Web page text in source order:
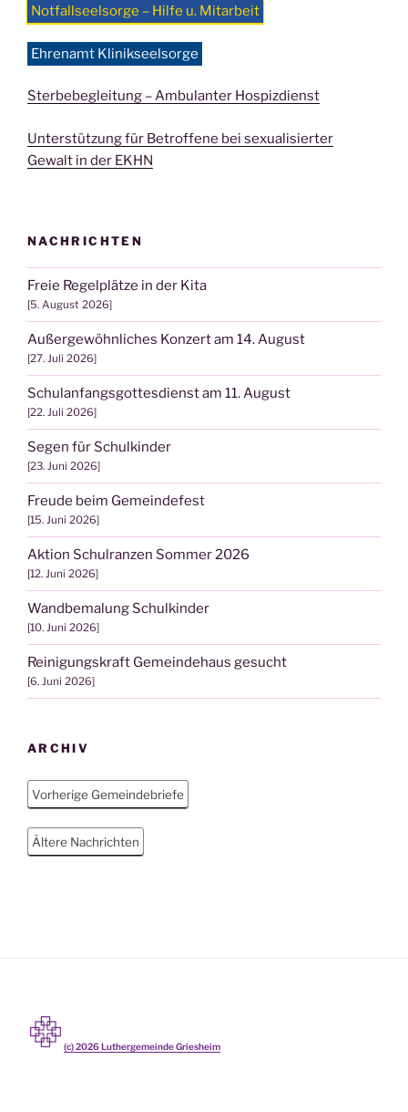
Notfallseelsorge – Hilfe u. Mitarbeit
Ehrenamt Klinikseelsorge
Sterbebegleitung – Ambulanter Hospizdienst
Unterstützung für Betroffene bei sexualisierter
Gewalt in der EKHN
NACHRICHTEN
Freie Regelplätze in der Kita
5. August 2026
Außergewöhnliches Konzert am 14. August
27. Juli 2026
Schulanfangsgottesdienst am 11. August
22. Juli 2026
Segen für Schulkinder
23. Juni 2026
Freude beim Gemeindefest
15. Juni 2026
Aktion Schulranzen Sommer 2026
12. Juni 2026
Wandbemalung Schulkinder
10. Juni 2026
Reinigungskraft Gemeindehaus gesucht
6. Juni 2026
ARCHIV
Vorherige Gemeindebriefe
Ältere Nachrichten
(c)2026Luthergemeinde Griesheim